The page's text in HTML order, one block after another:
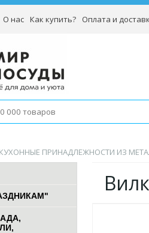
О нас Как купить? Оплата и
ПРИНАДЛЕЖНОСТИ ИЗ